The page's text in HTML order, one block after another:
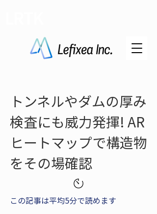
トンネルやダムの厚み
検査にも威力発揮! AR
ヒートマップで構造物
をその場確認
この記事は平均5分で読めます